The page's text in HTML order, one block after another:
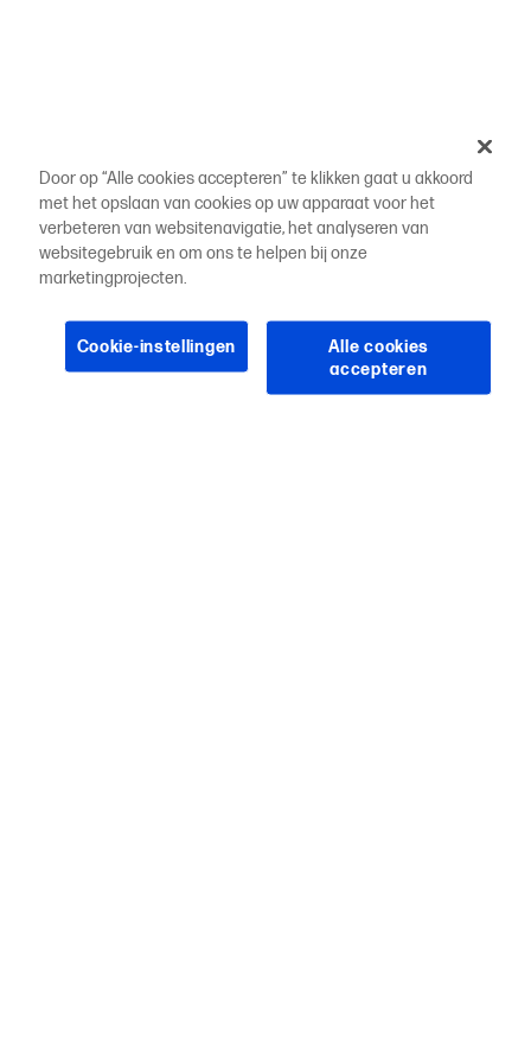
Door op “Alle cookies accepteren” te klikken gaat u akkoord
met het opslaan van cookies op uw apparaat voor het
verbeteren van websitenavigatie, het analyseren van
websitegebruik en om ons te helpen bij onze
marketingprojecten.
Cookie-instellingen
Alle cookies
accepteren